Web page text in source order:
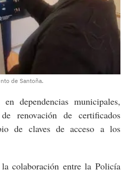
de Santoña.
dependencias municipales,
renovación de certificados
de claves de acceso a los
colaboración entre la Policía